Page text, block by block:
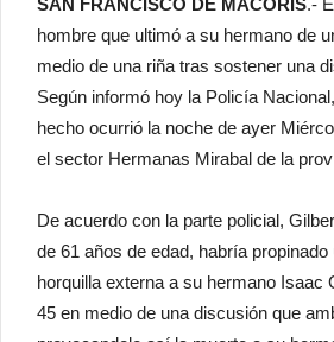
SAN FRANCISCO DE MACORÍS.-
hombre que ultimó a su hermano de
medio de una riña tras sostener una
Según informó hoy la Policía
hecho ocurrió la noche de ayer
el sector Hermanas Mirabal de la
De acuerdo con la parte policial,
de 61 años de edad, habría
horquilla externa a su hermano Isaac
45 en medio de una discusión que